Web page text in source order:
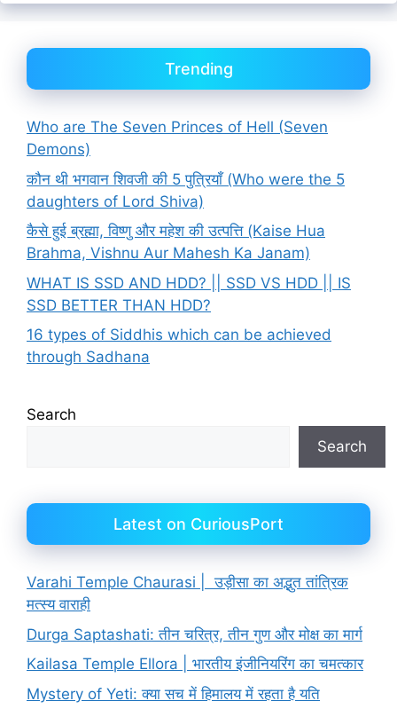
Trending
Who are The Seven Princes of Hell (Seven
Demons)
कौन थी भगवान शिवजी की 5 पुत्रियाँ (Who were the 5
daughters of Lord Shiva)
कैसे हुई ब्रह्मा, विष्णु और महेश की उत्पत्ति (Kaise Hua
Brahma, Vishnu Aur Mahesh Ka Janam)
WHAT IS SSD AND HDD? || SSD VS HDD || IS
SSD BETTER THAN HDD?
16 types of Siddhis which can be achieved
through Sadhana
Search
Search
Latest on CuriousPort
Varahi Temple Chaurasi | उड़ीसा का अद्भुत तांत्रिक
मत्स्य वाराही
Durga Saptashati: तीन चरित्र, तीन गुण और मोक्ष का मार्ग
Kailasa Temple Ellora | भारतीय इंजीनियरिंग का चमत्कार
Mystery of Yeti: क्या सच में हिमालय में रहता है यति